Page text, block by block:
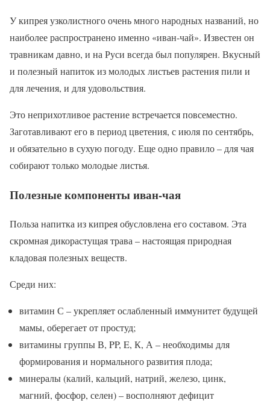
У кипрея узколистного очень много народных названий, но
наиболее распространено именно «иван-чай». Известен он
травникам давно, и на Руси всегда был популярен. Вкусный
и полезный напиток из молодых листьев растения пили и
для лечения, и для удовольствия.
Это неприхотливое растение встречается повсеместно.
Заготавливают его в период цветения, с июля по сентябрь,
и обязательно в сухую погоду. Еще одно правило – для чая
собирают только молодые листья.
Полезные компоненты иван-чая
Польза напитка из кипрея обусловлена его составом. Эта
скромная дикорастущая трава – настоящая природная
кладовая полезных веществ.
Среди них:
витамин С – укрепляет ослабленный иммунитет будущей
мамы, оберегает от простуд;
витамины группы В, PP, E, К, А – необходимы для
формирования и нормального развития плода;
минералы (калий, кальций, натрий, железо, цинк,
магний, фосфор, селен) – восполняют дефицит